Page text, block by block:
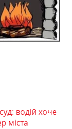
водій хоче
міста